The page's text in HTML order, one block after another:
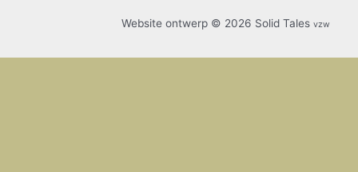
Website ontwerp © 2026 Solid Tales vzw